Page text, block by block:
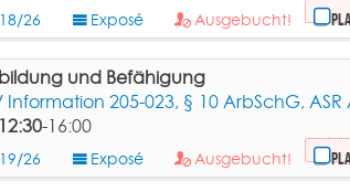
26 Exposé Ausgebucht!
und Befähigung
205-023, § 10 ArbSchG, ASR
12:30-16:00
26 Exposé Ausgebucht!